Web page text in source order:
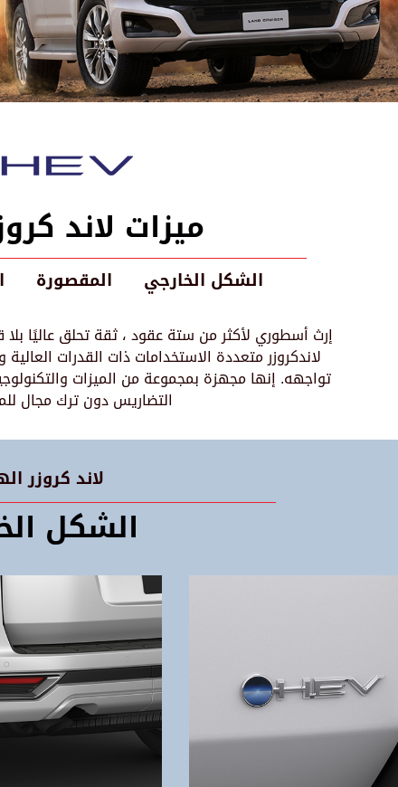
ميزات لاند
الشكل الخارجي المقصورة
إرث أسطوري لأكثر من ستة عقود ، ثقة تحلق عاليًا بلا
لاندكروزر متعددة الاستخدامات ذات القدرات
تواجهه. إنها مجهزة بمجموعة من الميزات
التضاريس دون ترك مجال
لاند كروزر
الشكل